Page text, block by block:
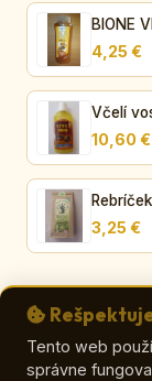
BIONE
4,25 €
Včelí
10,60 €
3,25 €
Tento web
správne